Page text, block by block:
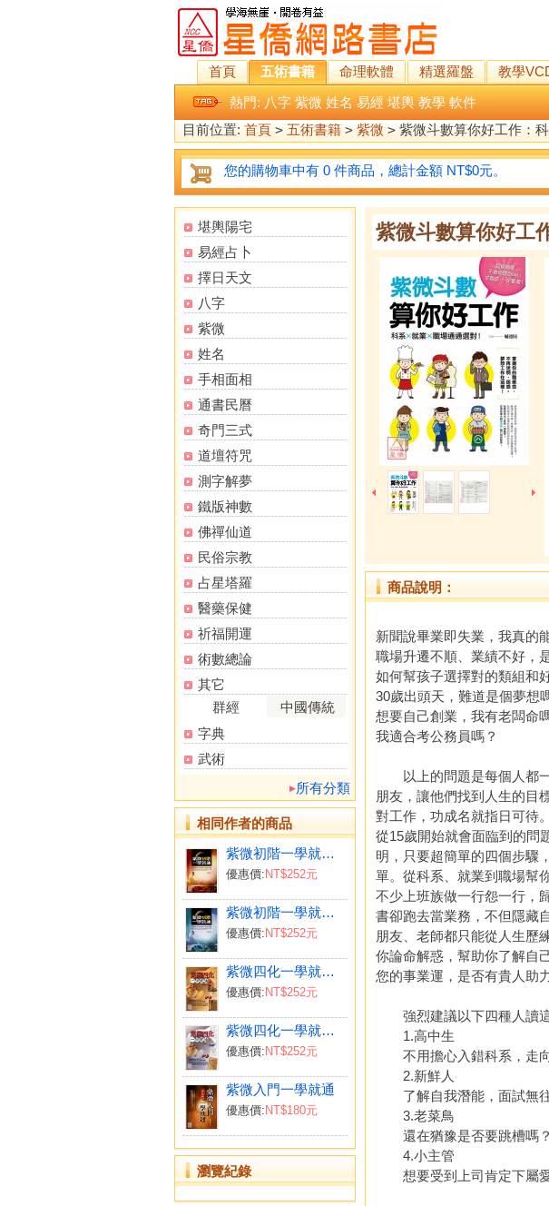
首頁 五術書籍 命理軟體 精選羅盤 教學
熱門: 八字 紫微 姓名 易經 堪輿 教學 軟件
目前位置: 首頁 > 五術書籍 > 紫微 > 紫微斗數算你好工作：
您的購物車中有 0 件商品，總計金額 NT$0元。
堪輿陽宅
易經占卜
擇日天文
八字
紫微
姓名
手相面相
通書民曆
奇門三式
道壇符咒
測字解夢
鐵版神數
佛禪仙道
民俗宗教
占星塔羅
醫藥保健
祈福開運
術數總論
其它
群經
中國傳統
字典
武術
所有分類
相同作者的商品
紫微初階一學就通(上)
優惠價: NT$252元
紫微初階一學就通(下)
優惠價: NT$252元
紫微四化一學就通(上)
優惠價: NT$252元
紫微四化一學就通(下)
優惠價: NT$252元
紫微入門一學就通
優惠價: NT$180元
瀏覽紀錄
紫微斗數算你好工
商品說明：
新聞說畢業即失業，我真的
職場升遷不順、業績不好，
如何幫孩子選擇對的類組和
30歲出頭天，難道是個夢想
想要自己創業，我有老闆命
我適合考公務員嗎？
以上的問題是每個人都一
朋友，讓他們找到人生的目
對工作，功成名就指日可待。
從15歲開始就會面臨到的問
明，只要超簡單的四個步驟
單。從科系、就業到職場幫
不少上班族做一行怨一行，
書卻跑去當業務，不但隱藏
朋友、老師都只能從人生歷
你論命解惑，幫助你了解自
您的事業運，是否有貴人助
強烈建議以下四種人讀這
1.高中生
不用擔心入錯科系，走向
2.新鮮人
了解自我潛能，面試無往
3.老菜鳥
還在猶豫是否要跳槽嗎？
4.小主管
想要受到上司肯定下屬愛